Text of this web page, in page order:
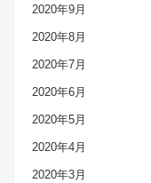
2020年9月
2020年8月
2020年7月
2020年6月
2020年5月
2020年4月
2020年3月